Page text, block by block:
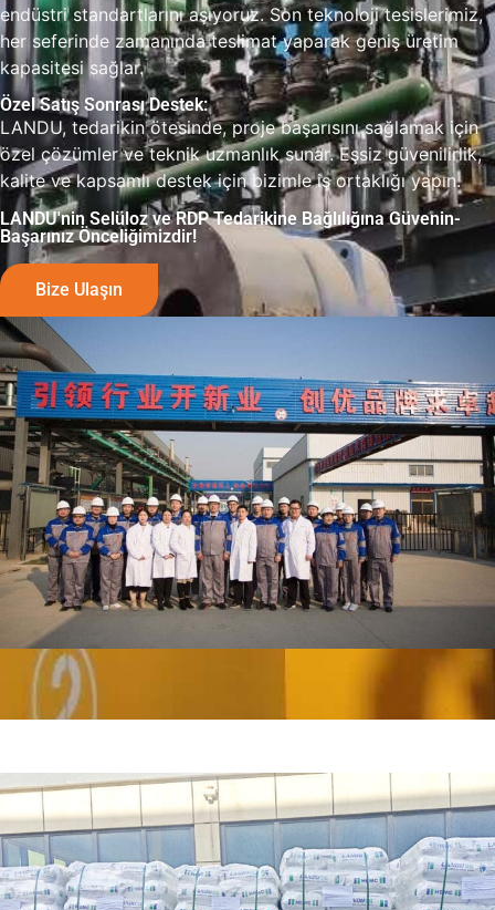
endüstri standartlarını aşıyoruz. Son teknoloji tesislerimiz,
her seferinde zamanında teslimat yaparak geniş üretim
kapasitesi sağlar.
Özel Satış Sonrası Destek:
LANDU, tedarikin ötesinde, proje başarısını sağlamak için
özel çözümler ve teknik uzmanlık sunar. Eşsiz güvenilirlik,
kalite ve kapsamlı destek için bizimle iş ortaklığı yapın.
LANDU'nin Selüloz ve RDP Tedarikine Bağlılığına Güvenin-
Başarınız Önceliğimizdir!
Bize Ulaşın